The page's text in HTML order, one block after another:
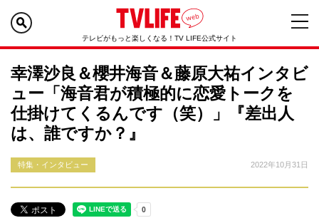
テレビがもっと楽しくなる！TV LIFE公式サイト
幸澤沙良＆櫻井海音＆藤原大祐インタビ
ュー「海音君が積極的に恋愛トークを
仕掛けてくるんです（笑）」『差出人
は、誰ですか？』
特集・インタビュー 2022年10月31日